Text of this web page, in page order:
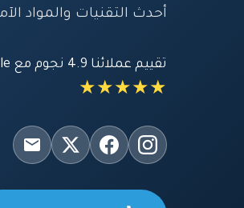
أحدث التقنيات والمواد
تقييم عملائنا 4.9 نجوم مع Google
★★★★★